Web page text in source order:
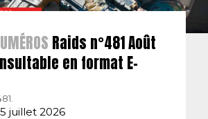
Raids n°481 Août
en format E-
juillet 2026